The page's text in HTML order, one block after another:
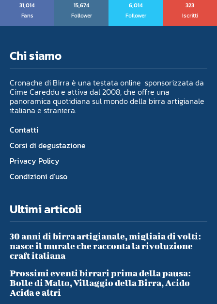
31,014
Fans
15,674
Follower
6,014
Follower
323
Iscritti
Chi siamo
Cronache di Birra è una testata online sponsorizzata da
Cime Careddu e attiva dal 2008, che offre una
panoramica quotidiana sul mondo della birra artigianale
italiana e straniera.
Contatti
Corsi di degustazione
Privacy Policy
Condizioni d’uso
Ultimi articoli
30 anni di birra artigianale, migliaia di volti:
nasce il murale che racconta la rivoluzione
craft italiana
Prossimi eventi birrari prima della pausa:
Bolle di Malto, Villaggio della Birra, Acido
Acida e altri